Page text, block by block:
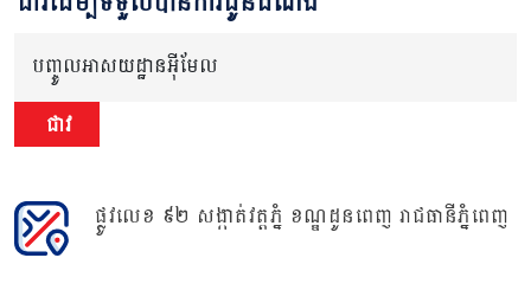
បញ្ចូលអាសយដ្ឋានអ៊ីមែល
ជាវ
ផ្លូវលេខ ៩២ សង្កាត់វត្តភ្នំ ខណ្ឌដូនពេញ រាជធានីភ្នំពេញ